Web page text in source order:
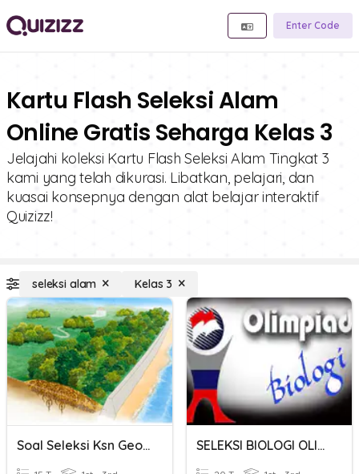
Enter Code
Kartu Flash Seleksi Alam
Online Gratis Seharga Kelas 3
Jelajahi koleksi Kartu Flash Seleksi Alam Tingkat 3
kami yang telah dikurasi. Libatkan, pelajari, dan
kuasai konsepnya dengan alat belajar interaktif
Quizizz!
seleksi alam Kelas 3
Soal Seleksi Ksn Geografi 2022 SELEKSI BIOLOGI OLIMPIADE TK KABUPATEN